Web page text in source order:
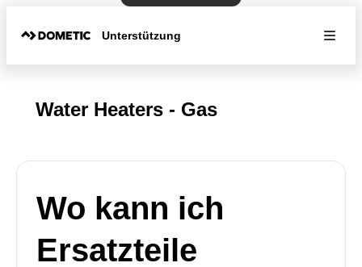
Unterstützung
Water Heaters - Gas
Wo kann ich
Ersatzteile